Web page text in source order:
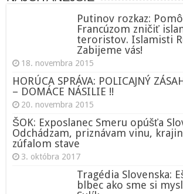
Putinov rozkaz:
Francúzom zničiť
teroristov. Islamisti
Zabijeme vás!
18. novembra 2015
HORÚCA SPRÁVA: POLICAJNÝ
– DOMÁCE NÁSILIE !!
20. novembra 2015
ŠOK: Exposlanec Smeru opúšťa
Odchádzam, priznávam vinu,
zúfalom stave
3. októbra 2017
Tragédia Slovenska:
blbec ako sme si